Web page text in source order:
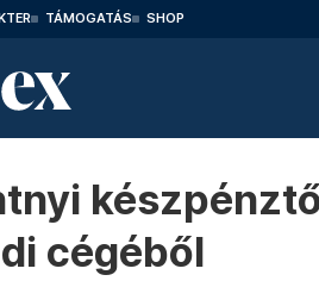
TÁMOGATÁS SHOP
cégéből